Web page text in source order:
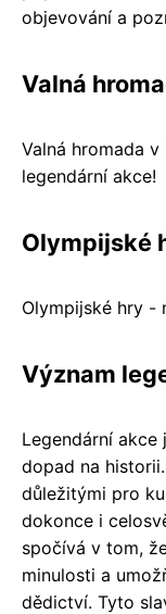
objevování a
Valná
Valná hromada
legendární akce!
Olympijské
Olympijské hry -
Význam
Legendární
dopad na
důležitými pro
dokonce i
spočívá v tom,
minulosti a
dědictví. Tyto